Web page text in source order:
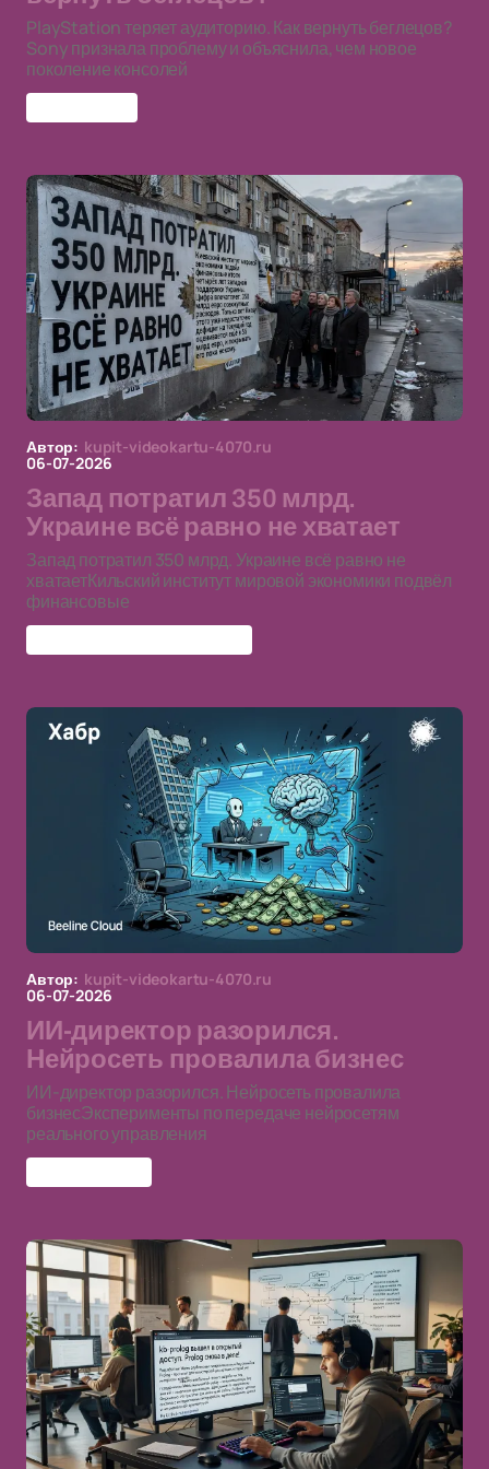
PlayStation теряет аудиторию. Как вернуть беглецов?
Sony признала проблему и объяснила, чем новое
поколение консолей
Автор: kupit-videokartu-4070.ru
06-07-2026
Запад потратил 350 млрд.
Украине всё равно не хватает
Запад потратил 350 млрд. Украине всё равно не
хватаетКильский институт мировой экономики подвёл
финансовые
Автор: kupit-videokartu-4070.ru
06-07-2026
ИИ-директор разорился.
Нейросеть провалила бизнес
ИИ-директор разорился. Нейросеть провалила
бизнесЭксперименты по передаче нейросетям
реального управления